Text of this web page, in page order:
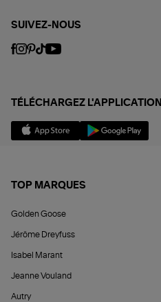
SUIVEZ-NOUS
TÉLÉCHARGEZ L'APPLICATION
TOP MARQUES
Golden Goose
Jérôme Dreyfuss
Isabel Marant
Jeanne Vouland
Autry